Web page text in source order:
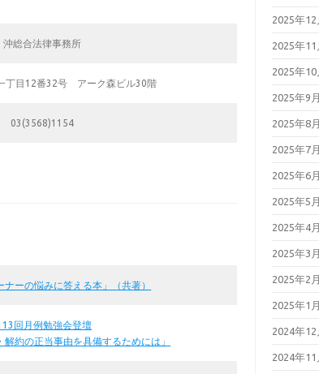
沖総合法律事務所
丁目12番32号 アーク森ビル30階
03(3568)1154
ナーの悩みに答える本」（共著）
回月例勉強会登壇
解約の正当事由を具備するためには」
2025年12
2025年11
2025年10
2025年9月
2025年8月
2025年7月
2025年6月
2025年5月
2025年4月
2025年3月
2025年2月
2025年1月
2024年12
2024年11